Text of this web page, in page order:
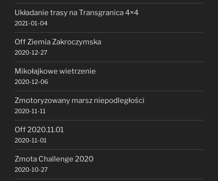
Układanie trasy na Transgranica 4×4
2021-01-04
Off Ziemia Zakroczymska
2020-12-27
Mikołajkowe wietrzenie
2020-12-06
Zmotoryzowany marsz niepodległości
2020-11-11
Off 2020.11.01
2020-11-01
Zmota Challenge 2020
2020-10-27